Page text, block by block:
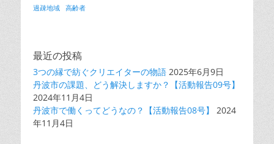
過疎地域 高齢者
最近の投稿
3つの縁で紡ぐクリエイターの物語 2025年6月9日
丹波市の課題、どう解決しますか？【活動報告09号】
2024年11月4日
丹波市で働くってどうなの？【活動報告08号】
2024
年11月4日